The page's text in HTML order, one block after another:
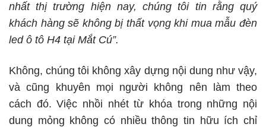
nhất thị trường hiện nay, chúng tôi tin rằng quý
khách hàng sẽ không bị thất vọng khi mua mẫu đèn
led ô tô H4 tại Mắt Cú”.
Không, chúng tôi không xây dựng nội dung như vậy,
và cũng khuyên mọi người không nên làm theo
cách đó. Việc nhồi nhét từ khóa trong những nội
dung mỏng không có nhiều thông tin hữu ích chỉ